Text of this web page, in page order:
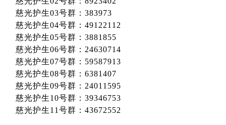
慈光护生03号群：383973
慈光护生04号群：49122112
慈光护生05号群：3881855
慈光护生06号群：24630714
慈光护生07号群：59587913
慈光护生08号群：6381407
慈光护生09号群：24011595
慈光护生10号群：39346753
慈光护生11号群：43672552